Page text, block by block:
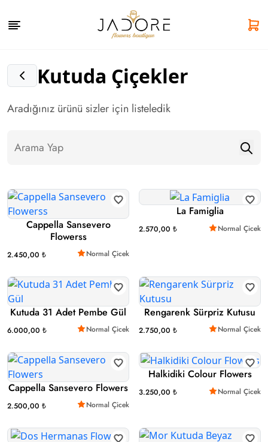
Kutuda Çiçekler
Aradığınız ürünü sizler için listeledik
Cappella Sansevero
Flowerss
2.450,00 ₺ Normal Çicek
La Famiglia
2.570,00 ₺ Normal Çicek
Kutuda 31 Adet Pembe Gül
6.000,00 ₺ Normal Çicek
Rengarenk Sürpriz Kutusu
2.750,00 ₺ Normal Çicek
Cappella Sansevero Flowers
2.500,00 ₺ Normal Çicek
Halkidiki Colour Flowers
3.250,00 ₺ Normal Çicek